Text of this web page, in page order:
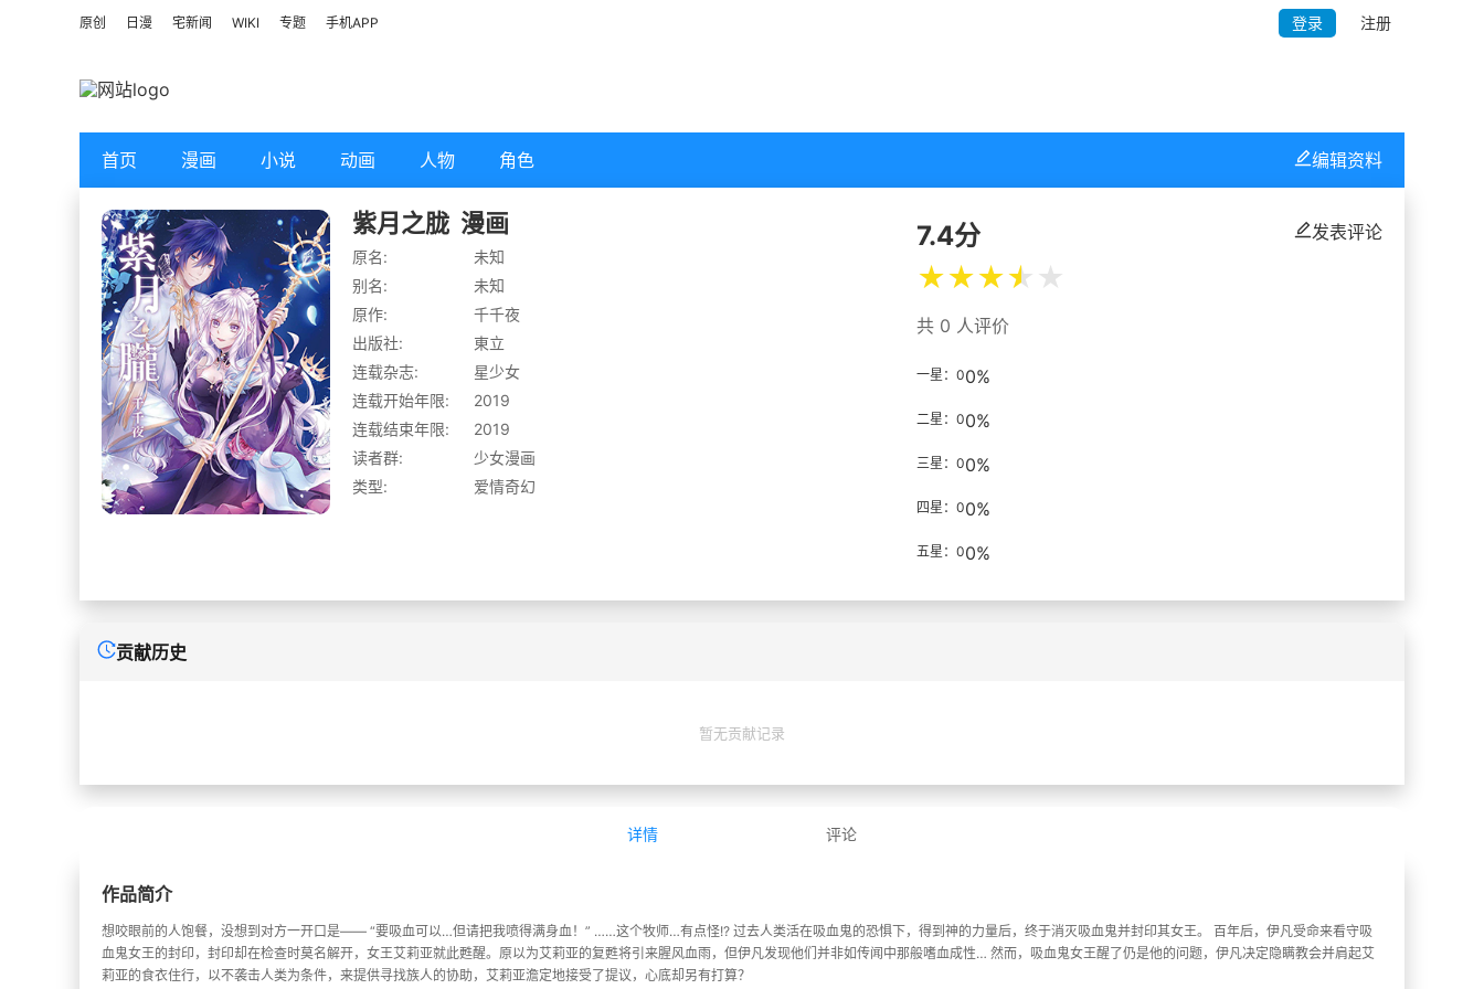
原创 日漫 宅新闻 WIKI 专题 手机APP 登录 注册
首页 漫画 小说 动画 人物 角色
紫月之胧 漫画
原名:
未知
别名:
未知
原作:
千千夜
出版社:
東立
连载杂志:
星少女
连载开始年限:
2019
连载结束年限:
2019
读者群:
少女漫画
类型:
爱情奇幻
发表评论
7.4分
★★★★ ★
共 0 人评价
一星：00%
二星：00%
三星：00%
四星：00%
五星：00%
编辑资料
贡献历史
暂无贡献记录
详情 评论
作品简介
想咬眼前的人饱餐，没想到对方一开口是—— “要吸血可以…但请把我喷得满身血！” ……这个牧师…有点怪!? 过去人类活在吸血鬼的恐惧下，得到神的力量后，终于消灭吸血鬼并封印其女王。 百年后，伊凡受命来看守吸
血鬼女王的封印，封印却在检查时莫名解开，女王艾莉亚就此甦醒。原以为艾莉亚的复甦将引来腥风血雨，但伊凡发现他们并非如传闻中那般嗜血成性… 然而，吸血鬼女王醒了仍是他的问题，伊凡决定隐瞒教会并肩起艾
莉亚的食衣住行，以不袭击人类为条件，来提供寻找族人的协助，艾莉亚澹定地接受了提议，心底却另有打算？